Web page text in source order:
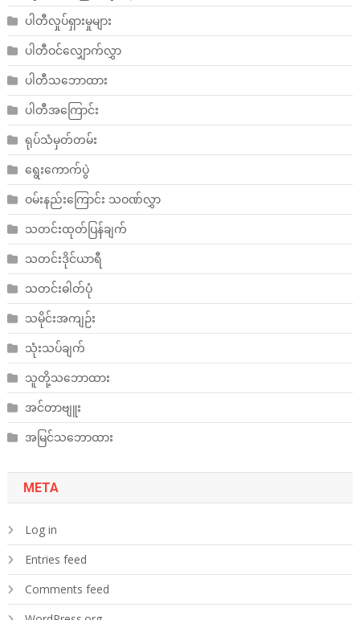
ပါတီလှုပ်ရှားမှုများ
ပါတီဝင်လျှောက်လွှာ
ပါတီသဘောထား
ပါတီအကြောင်း
ရုပ်သံမှတ်တမ်း
ရွေးကောက်ပွဲ
ဝမ်းနည်းကြောင်း သဝဏ်လွှာ
သတင်းထုတ်ပြန်ချက်
သတင်းဒိုင်ယာရီ
သတင်းဓါတ်ပုံ
သမိုင်းအကျဉ်း
သုံးသပ်ချက်
သူတို့သဘောထား
အင်တာဗျူး
အမြင်သဘောထား
META
Log in
Entries feed
Comments feed